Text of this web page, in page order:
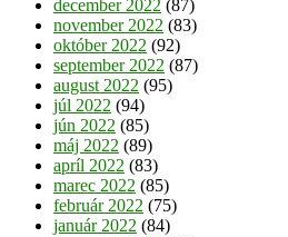
december 2022 (87)
november 2022 (83)
október 2022 (92)
september 2022 (87)
august 2022 (95)
júl 2022 (94)
jún 2022 (85)
máj 2022 (89)
apríl 2022 (83)
marec 2022 (85)
február 2022 (75)
január 2022 (84)